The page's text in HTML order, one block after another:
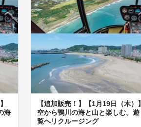
海
【追加販売！】【1月19日（木）】
空から鴨川の海と山と楽しむ。遊
覧ヘリクルージング